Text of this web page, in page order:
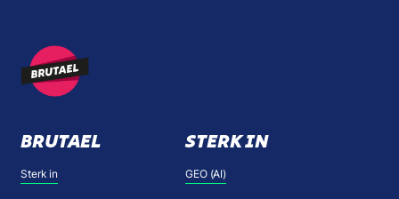
BRUTAEL
Sterk in
STERK IN
GEO (AI)